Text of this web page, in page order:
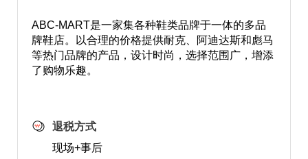
ABC-MART是一家集各种鞋类品牌于一体的多品
牌鞋店。以合理的价格提供耐克、阿迪达斯和彪马
等热门品牌的产品，设计时尚，选择范围广，增添
了购物乐趣。
退税方式
现场+事后